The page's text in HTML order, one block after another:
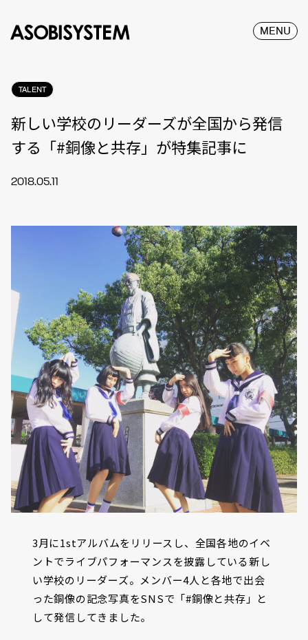
MENU
TALENT
新しい学校のリーダーズが全国から発信
する「#銅像と共存」が特集記事に
2018.05.11
3月に1stアルバムをリリースし、全国各地のイベ
ントでライブパフォーマンスを披露している新し
い学校のリーダーズ。メンバー4人と各地で出会
った銅像の記念写真をSNSで「#銅像と共存」と
して発信してきました。